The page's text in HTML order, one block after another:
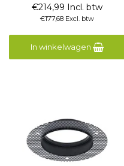
€214,99 Incl. btw
€177,68 Excl. btw
In winkelwagen